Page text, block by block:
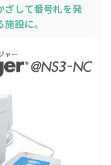
ざして番号札を発
設に。